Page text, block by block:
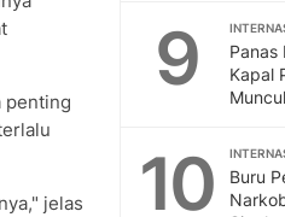
penting
jelas
9
Panas
Kapal
10
Buru